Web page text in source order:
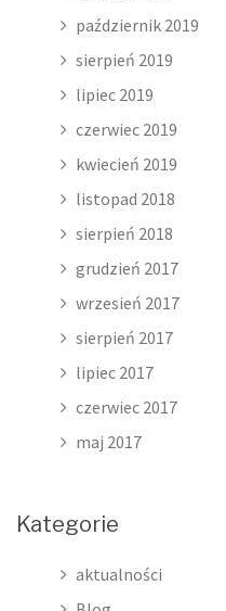
październik 2019
sierpień 2019
lipiec 2019
czerwiec 2019
kwiecień 2019
listopad 2018
sierpień 2018
grudzień 2017
wrzesień 2017
sierpień 2017
lipiec 2017
czerwiec 2017
maj 2017
Kategorie
aktualności